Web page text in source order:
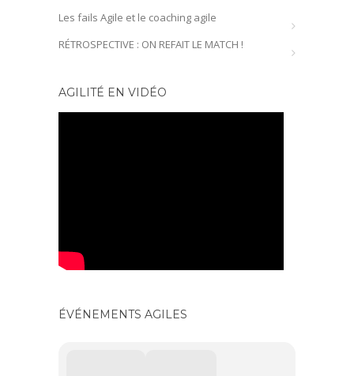
Les fails Agile et le coaching agile
RÉTROSPECTIVE : ON REFAIT LE MATCH !
AGILITÉ EN VIDÉO
ÉVÉNEMENTS AGILES